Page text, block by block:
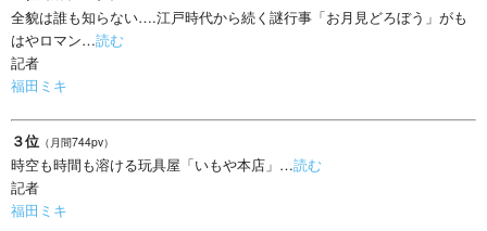
全貌は誰も知らない….江戸時代から続く謎行事「お月見どろぼう」がも
はやロマン…読む
記者
福田ミキ
３位 （月間744pv）
時空も時間も溶ける玩具屋「いもや本店」…読む
記者
福田ミキ